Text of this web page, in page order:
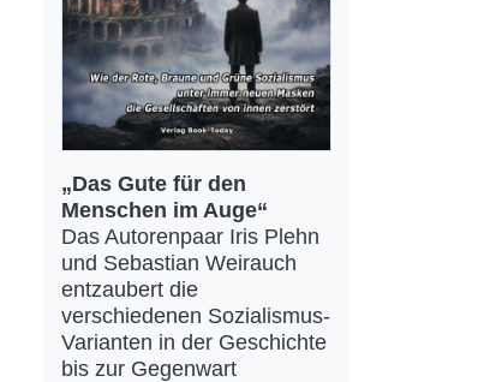
„Das Gute für den
Menschen im Auge“
Das Autorenpaar Iris Plehn
und Sebastian Weirauch
entzaubert die
verschiedenen Sozialismus-
Varianten in der Geschichte
bis zur Gegenwart